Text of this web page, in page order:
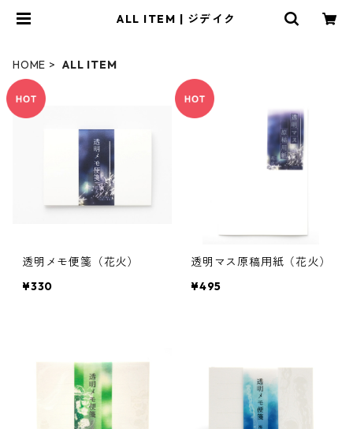
ALL ITEM | ジデイク
HOME ALL ITEM
透明メモ便箋（花火）
¥330
透明マス原稿用紙（花火）
¥495